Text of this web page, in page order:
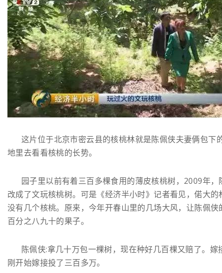
这片位于北京市密云县的核桃林就是陈佩侠夫妻俩包下
地里去看看核桃的长势。
园子里以前有着三百多棵食用的薄皮核桃树，2009年，
改成了文玩核桃树。可是《经济半小时》记者看见，偌大的
没有几个核桃。原来，今年开春山里的几场大风，让陈佩侠
百分之八九十的果子。
陈佩侠:拿几十万包一棵树，现在种好几百棵又赔了。嫁
刚开始嫁接投了三百多万。